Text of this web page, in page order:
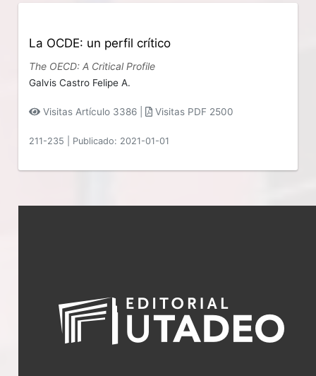
La OCDE: un perfil crítico
The OECD: A Critical Profile
Galvis Castro Felipe A.
Visitas Artículo 3386 | Visitas PDF 2500
211-235 Publicado: 2021-01-01